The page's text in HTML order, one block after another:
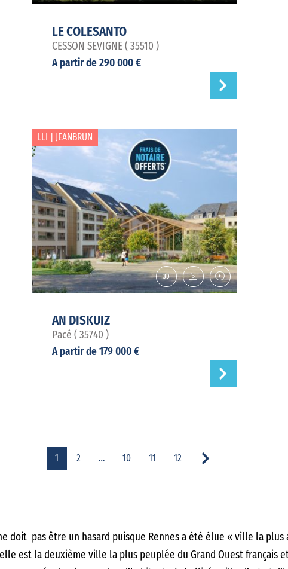
LE COLESANTO
CESSON SEVIGNE ( 35510 )
A partir de 290 000 €
LLI | JEANBRUN
AN DISKUIZ
Pacé ( 35740 )
A partir de 179 000 €
1 2 … 10 11 12
doit pas être un hasard puisque Rennes a été élue « ville la
est la deuxième ville la plus peuplée du Grand Ouest français